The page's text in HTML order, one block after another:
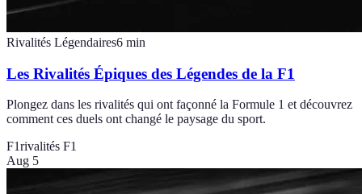
Rivalités Légendaires6 min
Les Rivalités Épiques des Légendes de la F1
Plongez dans les rivalités qui ont façonné la Formule 1 et découvrez
comment ces duels ont changé le paysage du sport.
F1rivalités F1
Aug 5